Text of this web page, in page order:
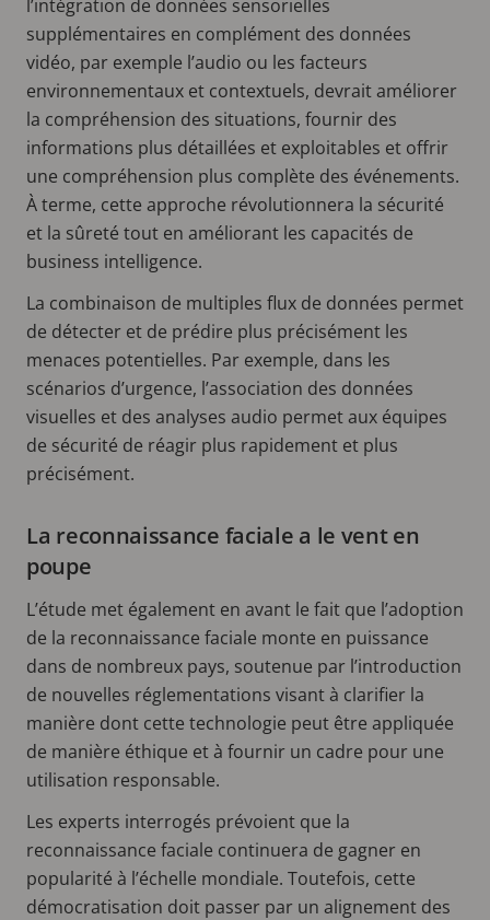
l’intégration de données sensorielles
supplémentaires en complément des données
vidéo, par exemple l’audio ou les facteurs
environnementaux et contextuels, devrait améliorer
la compréhension des situations, fournir des
informations plus détaillées et exploitables et offrir
une compréhension plus complète des événements.
À terme, cette approche révolutionnera la sécurité
et la sûreté tout en améliorant les capacités de
business intelligence.
La combinaison de multiples flux de données permet
de détecter et de prédire plus précisément les
menaces potentielles. Par exemple, dans les
scénarios d’urgence, l’association des données
visuelles et des analyses audio permet aux équipes
de sécurité de réagir plus rapidement et plus
précisément.
La reconnaissance faciale a le vent en
poupe
L’étude met également en avant le fait que l’adoption
de la reconnaissance faciale monte en puissance
dans de nombreux pays, soutenue par l’introduction
de nouvelles réglementations visant à clarifier la
manière dont cette technologie peut être appliquée
de manière éthique et à fournir un cadre pour une
utilisation responsable.
Les experts interrogés prévoient que la
reconnaissance faciale continuera de gagner en
popularité à l’échelle mondiale. Toutefois, cette
démocratisation doit passer par un alignement des